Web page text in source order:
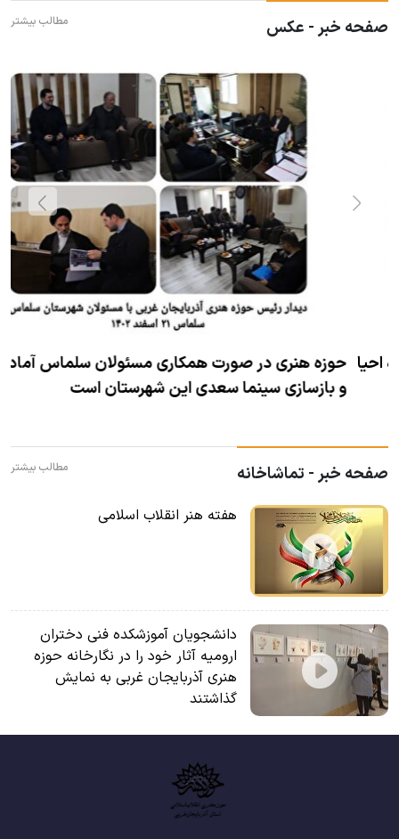
صفحه خبر - عکس مطالب بیشتر
حوزه هنری در صورت همکاری مسئولان سلماس آماده احیا
و بازسازی سینما سعدی این شهرستان است
صفحه خبر - تماشاخانه مطالب بیشتر
هفته هنر انقلاب اسلامی
دانشجویان آموزشکده فنی دختران
ارومیه آثار خود را در نگارخانه حوزه
هنری آذربایجان غربی به نمایش
گذاشتند